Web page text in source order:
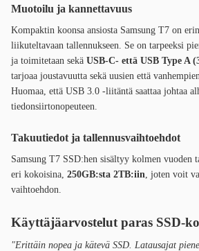
Muotoilu ja kannettavuus
Kompaktin koonsa ansiosta Samsung T7 on
liikuteltavaan tallennukseen. Se on tarpeeksi
ja toimitetaan sekä USB-C- että USB Type A
tarjoaa joustavuutta sekä uusien että
Huomaa, että USB 3.0 -liitäntä saattaa johtaa
tiedonsiirtonopeuteen.
Takuutiedot ja tallennusvaihtoehdot
Samsung T7 SSD:hen sisältyy kolmen vuoden
eri kokoisina, 250GB:sta 2TB:iin , joten voit
vaihtoehdon.
Käyttäjäarvostelut paras SSD-
"Erittäin nopea ja kätevä SSD. Latausajat